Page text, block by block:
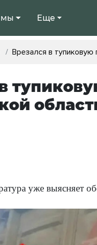
Еще
Врезался в
уже выясняет